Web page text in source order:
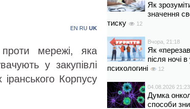
EN RU UK
мережі, яка
у закупівлі
Корпусу
Як
значення
тиску
12
Вчора, 21:18
Як
після ночі
психологині
12
04.08.2026 21:23
Думка
способи